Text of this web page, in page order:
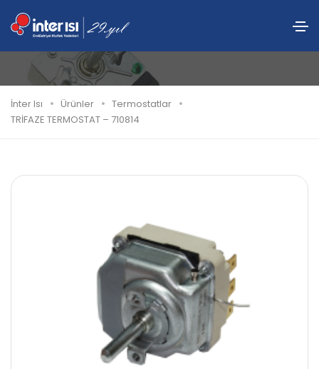
TRİFAZE TERMOSTAT – 710814
İnter Isı Ürünler
Termostatlar
TRİFAZE TERMOSTAT – 710814